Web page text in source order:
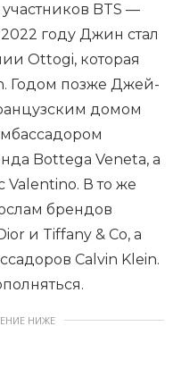
BTS —
году Джин стал
Ottogi, которая
Годом позже Джей-
домом
Bottega Veneta, а
Valentino. В то же
брендов
и Tiffany & Co, а
Calvin Klein.
НИЖЕ